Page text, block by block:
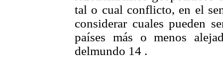
tal o cual conflicto, en el
considerar cuales pueden
países más o menos
delmundo 14 .